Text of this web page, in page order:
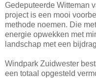
Gedeputeerde Witteman
project is een mooi
methode noemen. Die
energie opwekken met
landschap met een
Windpark Zuidwester
een totaal opgesteld